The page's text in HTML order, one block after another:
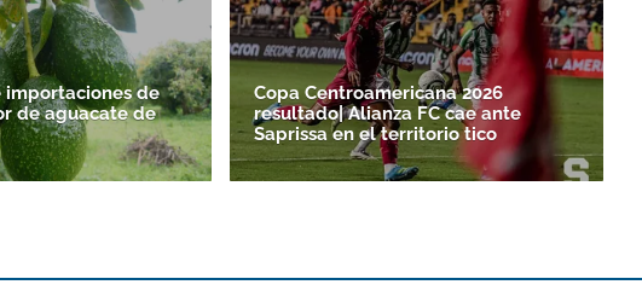
importaciones de
de aguacate de
Copa Centroamericana 2026
resultado| Alianza FC cae ante
Saprissa en el territorio tico